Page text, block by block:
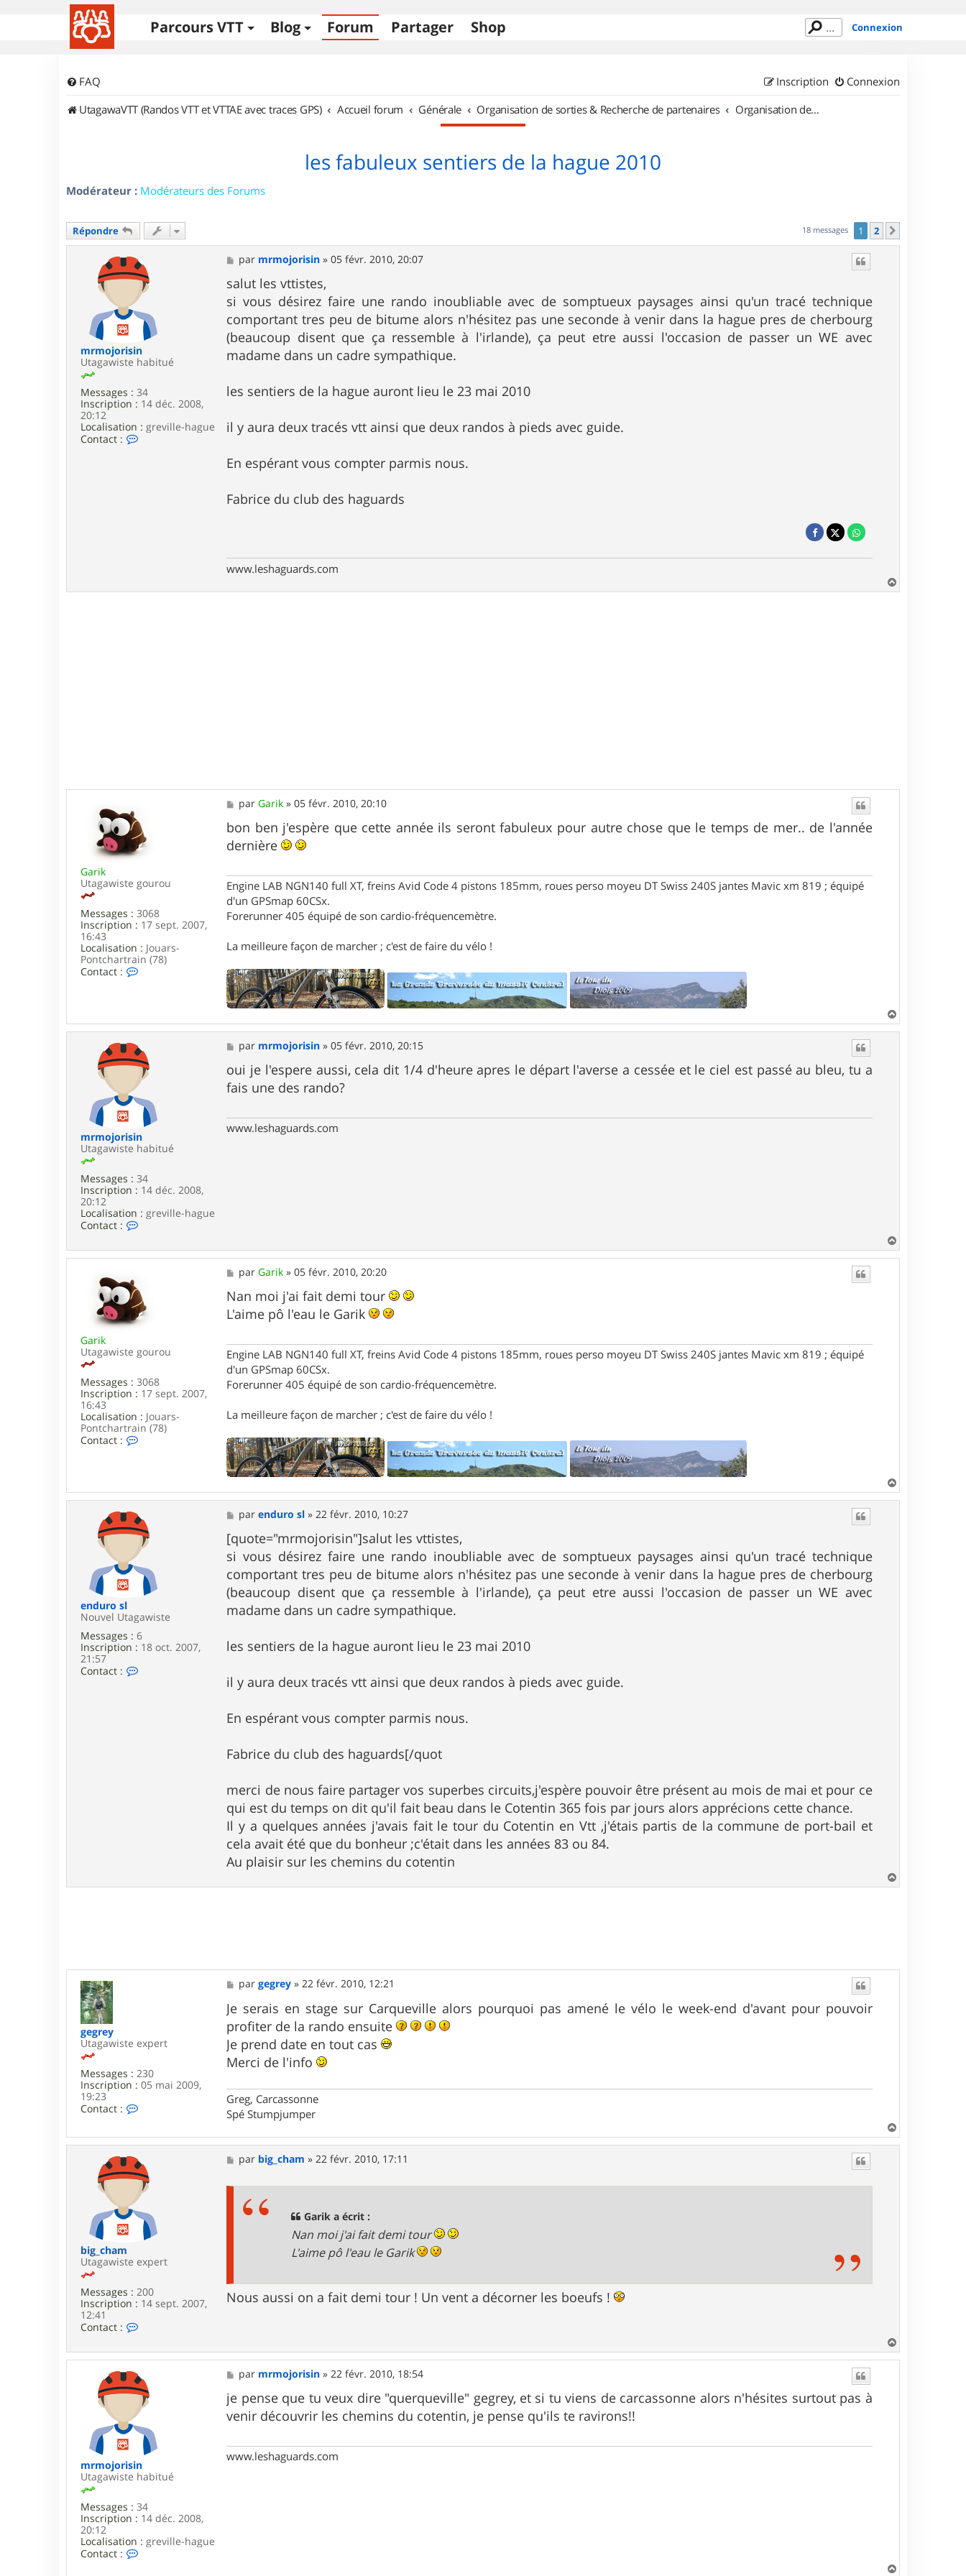
Parcours VTT Blog Forum Partager Shop Connexion
FAQ Connexion
Inscription
UtagawaVTT (Randos VTT et VTTAE avec traces GPS)
Accueil forum Générale Organisation de sorties & Recherche de partenaires Organisation de sorties en région Basse Normandie
les fabuleux sentiers de la hague 2010
Modérateur : Modérateurs des Forums
Répondre 18 messages 1 2
mrmojorisin
Utagawiste habitué
Messages : 34
Inscription : 14 déc. 2008,
20:12
Localisation : greville-hague
Contact :
C
M
e
s
s
g
e
par mrmojorisin »05 févr. 2010, 20:07
salut les vttistes,
si vous désirez faire une rando inoubliable avec de somptueux paysages ainsi qu'un tracé technique
comportant tres peu de bitume alors n'hésitez pas une seconde à venir dans la hague pres de cherbourg
(beaucoup disent que ça ressemble à l'irlande), ça peut etre aussi l'occasion de passer un WE avec
madame dans un cadre sympathique.
les sentiers de la hague auront lieu le 23 mai 2010
il y aura deux tracés vtt ainsi que deux randos à pieds avec guide.
En espérant vous compter parmis nous.
Fabrice du club des haguards
www.leshaguards.com
a
Garik
Utagawiste gourou
Messages : 3068
Inscription : 17 sept. 2007,
16:43
Localisation : Jouars-
Pontchartrain (78)
Contact :
c
e
r
G
a
r
i
k
M
e
s
s
a
parGarik »05 févr. 2010, 20:10
bon ben j'espère que cette année ils seront fabuleux pour autre chose que le temps de mer.. de l'année
dernière
Engine LAB NGN140 full XT, freins Avid Code 4 pistons 185mm, roues perso moyeu DT Swiss 240S jantes Mavic xm 819 ; équipé
d'un GPSmap 60CSx.
Forerunner 405 équipé de son cardio-fréquencemètre.
La meilleure façon de marcher ; c'est de faire du vélo !
a
mrmojorisin
Utagawiste habitué
Messages : 34
Inscription : 14 déc. 2008,
20:12
Localisation : greville-hague
Contact :
C
t
t
e
r
m
m
o
o
r
s
i
M
e
s
s
a
par mrmojorisin »05 févr. 2010, 20:15
oui je l'espere aussi, cela dit 1/4 d'heure apres le départ l'averse a cessée et le ciel est passé au bleu, tu a
fais une des rando?
www.leshaguards.com
a
Garik
Utagawiste gourou
Messages : 3068
Inscription : 17 sept. 2007,
16:43
Localisation : Jouars-
Pontchartrain (78)
Contact :
c
e
r
G
a
r
i
k
M
e
s
s
a
parGarik »05 févr. 2010, 20:20
Nan moi j'ai fait demi tour
L'aime pô l'eau le Garik
Engine LAB NGN140 full XT, freins Avid Code 4 pistons 185mm, roues perso moyeu DT Swiss 240S jantes Mavic xm 819 ; équipé
d'un GPSmap 60CSx.
Forerunner 405 équipé de son cardio-fréquencemètre.
La meilleure façon de marcher ; c'est de faire du vélo !
a
enduro sl
Nouvel Utagawiste
Messages : 6
Inscription : 18 oct. 2007,
21:57
Contact :
M
e
s
s
g
e
parenduro sl »22 févr. 2010, 10:27
[quote="mrmojorisin"]salut les vttistes,
si vous désirez faire une rando inoubliable avec de somptueux paysages ainsi qu'un tracé technique
comportant tres peu de bitume alors n'hésitez pas une seconde à venir dans la hague pres de cherbourg
(beaucoup disent que ça ressemble à l'irlande), ça peut etre aussi l'occasion de passer un WE avec
madame dans un cadre sympathique.
les sentiers de la hague auront lieu le 23 mai 2010
il y aura deux tracés vtt ainsi que deux randos à pieds avec guide.
En espérant vous compter parmis nous.
Fabrice du club des haguards[/quot
merci de nous faire partager vos superbes circuits,j'espère pouvoir être présent au mois de mai et pour ce
qui est du temps on dit qu'il fait beau dans le Cotentin 365 fois par jours alors apprécions cette chance.
Il y a quelques années j'avais fait le tour du Cotentin en Vtt ,j'étais partis de la commune de port-bail et
cela avait été que du bonheur ;c'était dans les années 83 ou 84.
Au plaisir sur les chemins du cotentin
a
gegrey
Utagawiste expert
Messages : 230
Inscription : 05 mai 2009,
19:23
Contact :
t
c
t
e
r
g
e
g
e
y
M
e
s
s
a
g
e
pargegrey »22 févr. 2010, 12:21
Je serais en stage sur Carqueville alors pourquoi pas amené le vélo le week-end d'avant pour pouvoir
profiter de la rando ensuite
Je prend date en tout cas
Merci de l'info
Greg, Carcassonne
Spé Stumpjumper
a
big_cham
Utagawiste expert
Messages : 200
Inscription : 14 sept. 2007,
12:41
Contact :
t
c
t
e
b
g
_
c
m
M
e
par big_cham »22 févr. 2010, 17:11
Garik a écrit :
Nan moi j'ai fait demi tour
L'aime pô l'eau le Garik
Nous aussi on a fait demi tour ! Un vent a décorner les boeufs !
a
mrmojorisin
Utagawiste habitué
Messages : 34
Inscription : 14 déc. 2008,
20:12
Localisation : greville-hague
Contact :
C
M
e
s
s
a
par mrmojorisin »22 févr. 2010, 18:54
je pense que tu veux dire "querqueville" gegrey, et si tu viens de carcassonne alors n'hésites surtout pas à
venir découvrir les chemins du cotentin, je pense qu'ils te ravirons!!
www.leshaguards.com